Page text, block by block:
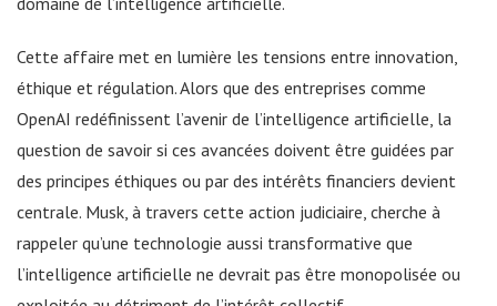
Cette affaire met en lumière les tensions entre innovation,
éthique et régulation. Alors que des entreprises comme
OpenAI redéfinissent l’avenir de l’intelligence artificielle, la
question de savoir si ces avancées doivent être guidées par
des principes éthiques ou par des intérêts financiers devient
centrale. Musk, à travers cette action judiciaire, cherche à
rappeler qu’une technologie aussi transformative que
l’intelligence artificielle ne devrait pas être monopolisée ou